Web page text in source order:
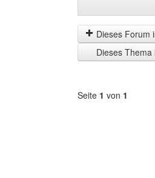
der
letzten
Zeit
anzeigen
by
Dieses Forum
Dieses
Seite 1 von 1